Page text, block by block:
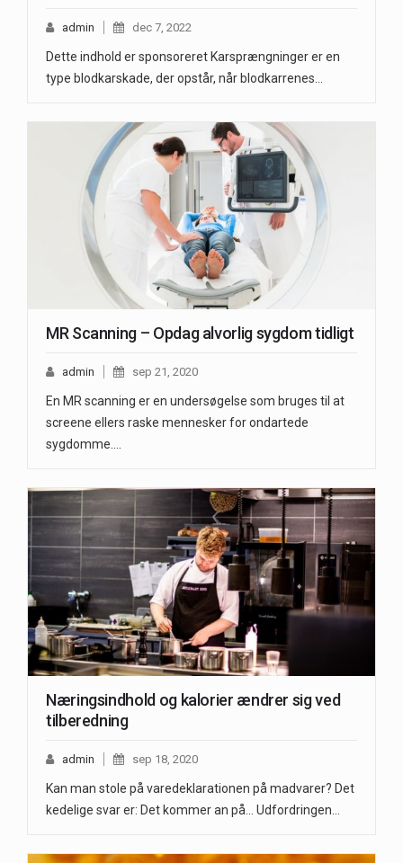
admin dec 7, 2022
Dette indhold er sponsoreret Karsprængninger er en
type blodkarskade, der opstår, når blodkarrenes…
MR Scanning – Opdag alvorlig sygdom tidligt
admin sep 21, 2020
En MR scanning er en undersøgelse som bruges til at
screene ellers raske mennesker for ondartede
sygdomme.…
Næringsindhold og kalorier ændrer sig ved
tilberedning
admin sep 18, 2020
Kan man stole på varedeklarationen på madvarer? Det
kedelige svar er: Det kommer an på... Udfordringen…